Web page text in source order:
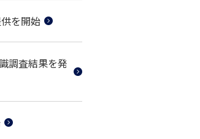
を開始
調査結果を発